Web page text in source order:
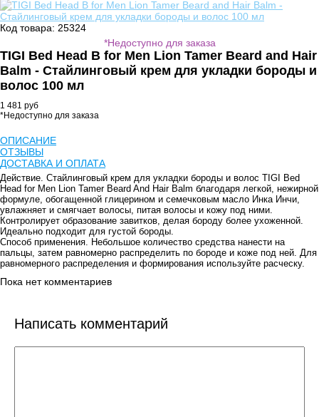
Код товара: 25324
*Недоступно для заказа
TIGI Bed Head B for Men Lion Tamer Beard and Hair
Balm - Cтайлинговый крем для укладки бороды и
волос 100 мл
1 481 руб
*Недоступно для заказа
ОПИСАНИЕ
ОТЗЫВЫ
ДОСТАВКА И ОПЛАТА
Действие. Cтайлинговый крем для укладки бороды и волос TIGI Bed
Head for Men Lion Tamer Beard And Hair Balm благодаря легкой, нежирной
формуле, обогащенной глицерином и семечковым масло Инка Инчи,
увлажняет и смягчает волосы, питая волосы и кожу под ними.
Контролирует образование завитков, делая бороду более ухоженной.
Идеально подходит для густой бороды.
Способ применения. Небольшое количество средства нанести на
пальцы, затем равномерно распределить по бороде и коже под ней. Для
равномерного распределения и формирования используйте расческу.
Пока нет комментариев
Написать комментарий